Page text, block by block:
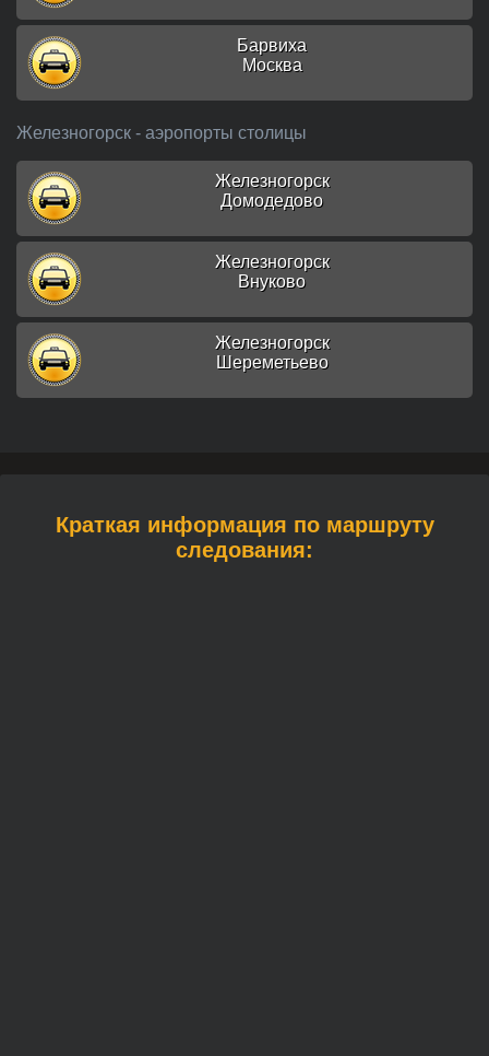
Барвиха
Москва
Железногорск - аэропорты столицы
Железногорск
Домодедово
Железногорск
Внуково
Железногорск
Шереметьево
Краткая информация по маршруту
следования: